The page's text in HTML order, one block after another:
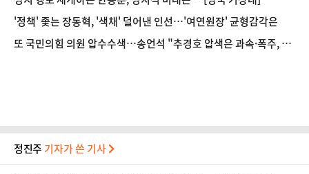
'정책' 좇는 장동혁, '색채' 덜어낸 인선…'여연원장' 균형감각은
또 국민의힘 의원 압수수색…송언석 "추경호 압색은 과속·폭주, 국
정진주 기자가 쓴 기사